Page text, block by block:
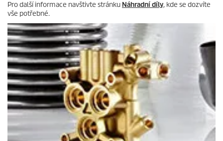
Pro další informace navštivte stránku Náhradní díly, kde se dozvíte
vše potřebné.